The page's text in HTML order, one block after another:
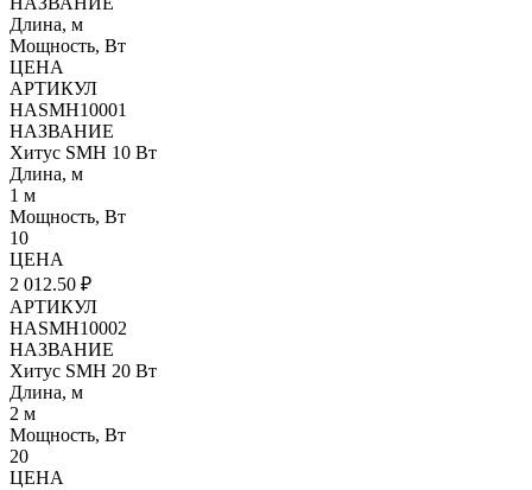
Длина, м
Мощность, Вт
ЦЕНА
АРТИКУЛ
HASMH10001
НАЗВАНИЕ
Хитус SMH 10 Вт
Длина, м
1 м
Мощность, Вт
10
ЦЕНА
2 012.50 ₽
АРТИКУЛ
HASMH10002
НАЗВАНИЕ
Хитус SMH 20 Вт
Длина, м
2 м
Мощность, Вт
20
ЦЕНА